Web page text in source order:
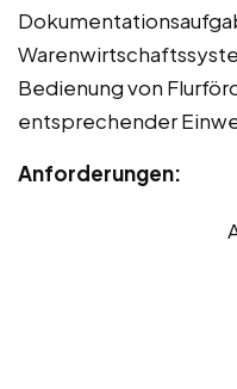
Bedienung von
entsprechender
Anforderungen: